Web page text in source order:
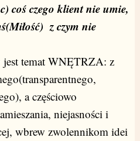
coś czego klient nie umie,
z czym nie
jest temat WNĘTRZA: z
a częściowo
niejasności i
wbrew zwolennikom idei